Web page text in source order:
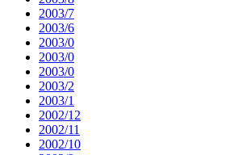
2003/7
2003/6
2003/0
2003/0
2003/0
2003/2
2003/1
2002/12
2002/11
2002/10